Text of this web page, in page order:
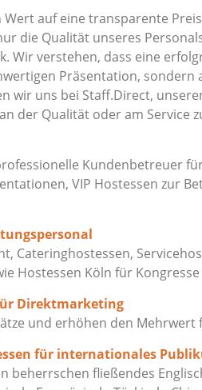
auf eine transparente
die Qualität unseres
Wir verstehen, dass eine
Präsentation, sondern
wir uns bei Staff.Direct,
der Qualität oder am Service
Kundenbetreuer
VIP Hostessen zur
Cateringhostessen,
Hostessen Köln für
Direktmarketing
und erhöhen den
für internationales
beherrschen fließendes